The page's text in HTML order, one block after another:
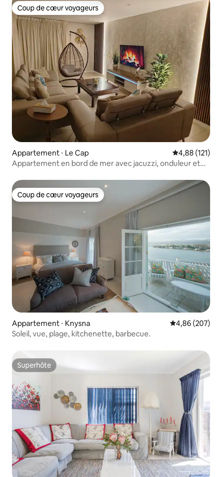
Coup de cœur voyageurs
Coup de cœur voyageurs
Appartement ⋅ Le Cap Évaluation
4,88 (121)
Appartement en bord de mer avec jacuzzi, onduleur et
Coup de cœur voyageurs
Coup de cœur voyageurs
Appartement ⋅ Knysna Évaluation
4,86 (207)
Soleil, vue, plage, kitchenette, barbecue.
Superhôte
Superhôte